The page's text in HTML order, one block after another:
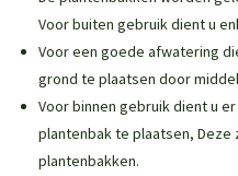
Voor buiten gebruik dient u
Voor een goede afwatering
grond te plaatsen door
Voor binnen gebruik dient u
plantenbak te plaatsen, Deze
plantenbakken.